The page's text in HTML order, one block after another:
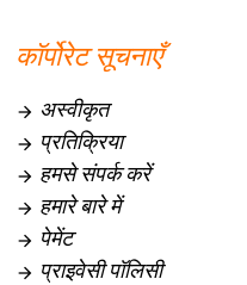
कॉर्पोरेट सूचनाएँ
 अस्वीकृत
 प्रतिक्रिया
 हमसे संपर्क करें
 हमारे बारे में
 पेमेंट
 प्राइवेसी पॉलिसी